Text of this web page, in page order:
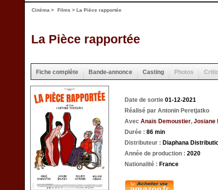
Cinéma > Films > La Pièce rapportée
La Pièce rapportée
Fiche complète Bande-annonce Casting Photos
Date de sortie 01-12-2021
Réalisé par Antonin Peretjatko
Avec Anaïs Demoustier, Josiane
Durée : 86 min
Distributeur : Diaphana
Année de production : 2020
Nationalité : France